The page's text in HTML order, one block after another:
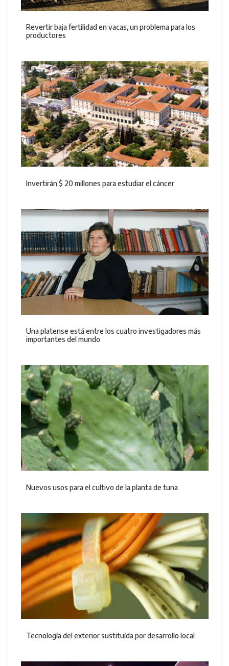
Revertir baja fertilidad en vacas, un problema para los
productores
Invertirán $ 20 millones para estudiar el cáncer
Una platense está entre los cuatro investigadores más
importantes del mundo
Nuevos usos para el cultivo de la planta de tuna
Tecnología del exterior sustituída por desarrollo local